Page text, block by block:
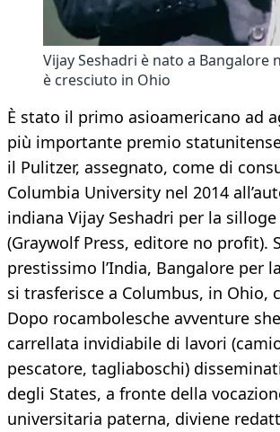
Vijay Seshadri è nato a Bangalore
è cresciuto in Ohio
È stato il primo asioamericano ad
più importante premio
il Pulitzer, assegnato, come di
Columbia University nel 2014
indiana Vijay Seshadri per la silloge
(Graywolf Press, editore no profit).
prestissimo l’India, Bangalore per
si trasferisce a Columbus, in Ohio,
Dopo rocambolesche avventure
carrellata invidiabile di lavori
pescatore, tagliaboschi)
degli States, a fronte della
universitaria paterna, diviene